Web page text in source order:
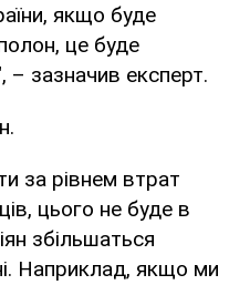
якщо буде
це буде
зазначив експерт.
за рівнем втрат
цього не буде в
збільшаться
Наприклад, якщо ми